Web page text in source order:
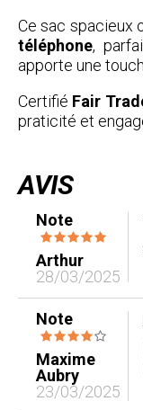
Ce sac spacieux
téléphone,
apporte une
Certifié Fair
praticité et
AVIS
Note
Arthur
28/03/2025
Note
Maxime
Aubry
23/03/2025